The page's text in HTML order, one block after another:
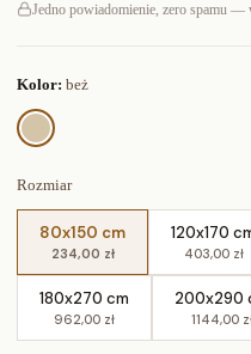
Jedno powiadomienie, zero spamu —
Kolor: beż
Rozmiar
80x150 cm
234,00 zł
120x170
403,00 zł
180x270 cm
962,00 zł
200x290
1144,00